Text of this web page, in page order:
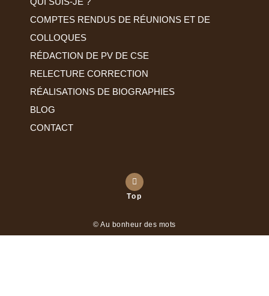
COMPTES RENDUS DE RÉUNIONS ET DE
COLLOQUES
RÉDACTION DE PV DE CSE
RELECTURE CORRECTION
RÉALISATIONS DE BIOGRAPHIES
BLOG
CONTACT
Top
© Au bonheur des mots